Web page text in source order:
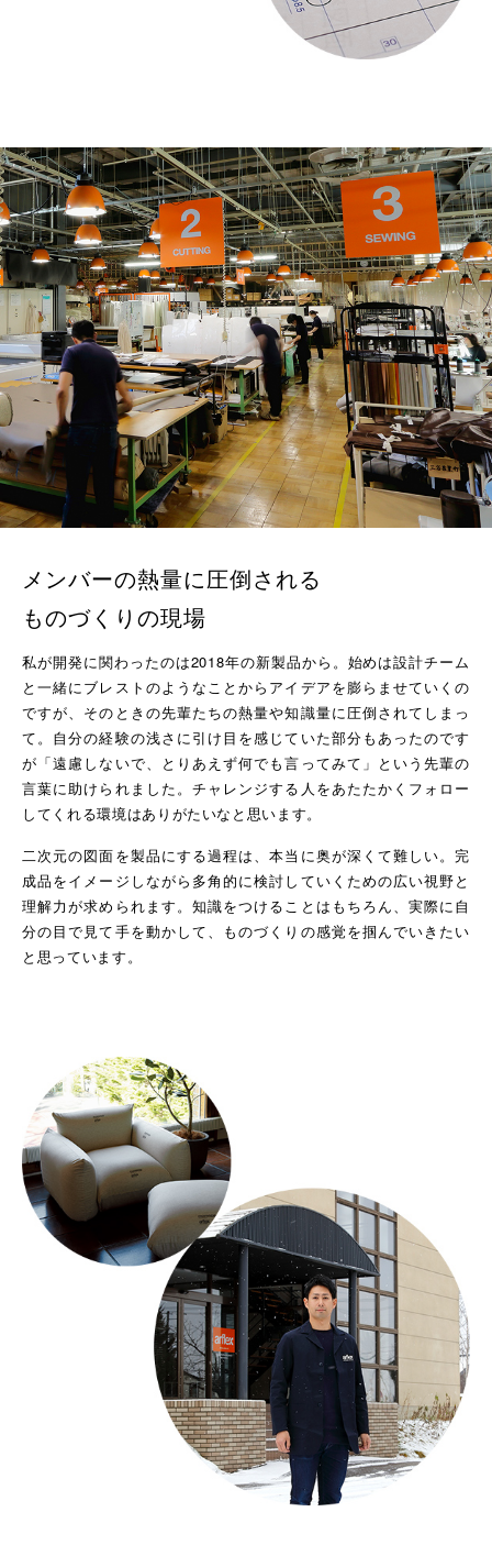
メンバーの熱量に圧倒される
ものづくりの現場
私が開発に関わったのは2018年の新製品から。始めは設計チーム
と一緒にブレストのようなことからアイデアを膨らませていくの
ですが、そのときの先輩たちの熱量や知識量に圧倒されてしまっ
て。自分の経験の浅さに引け目を感じていた部分もあったのです
が「遠慮しないで、とりあえず何でも言ってみて」という先輩の
言葉に助けられました。チャレンジする人をあたたかくフォロー
してくれる環境はありがたいなと思います。
二次元の図面を製品にする過程は、本当に奥が深くて難しい。完
成品をイメージしながら多角的に検討していくための広い視野と
理解力が求められます。知識をつけることはもちろん、実際に自
分の目で見て手を動かして、ものづくりの感覚を掴んでいきたい
と思っています。